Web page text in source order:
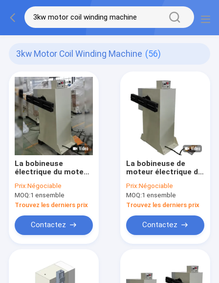
3kw Motor Coil Winding Machine (56)
La bobineuse
électrique du moteur
automatique
Prix:Négociable
MOQ:1 ensemble
Trouvez les derniers prix
Contactez
La bobineuse de
moteur électrique de
cuivre 200rpm
Prix:Négociable
MOQ:1 ensemble
Trouvez les derniers prix
Contactez